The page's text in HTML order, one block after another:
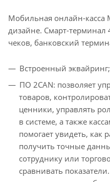
Мобильная онлайн-касса
дизайне. Смарт-терминал
чеков, банковский
Встроенный эквайринг;
ПО 2CAN: позволяет
товаров,
ценники, управлять
в системе, а также
помогает увидеть, как
получить точные
сотруднику или
сравнивать